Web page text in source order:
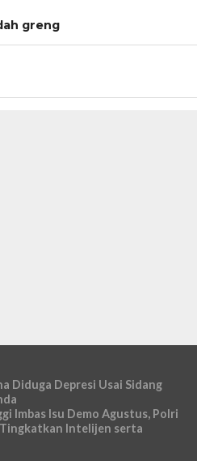
greng
Diduga Depresi Usai Sidang
Imbas Isu Demo Agustus, Polri
Intelijen serta